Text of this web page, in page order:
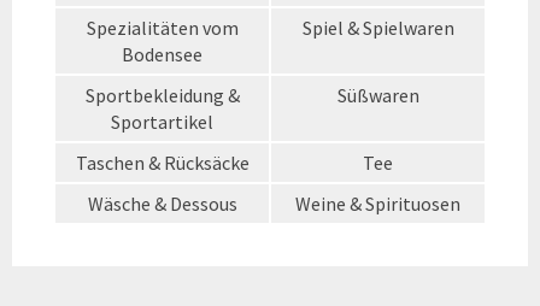
Spezialitäten vom
Bodensee
Spiel & Spielwaren
Sportbekleidung &
Sportartikel
Süßwaren
Taschen & Rücksäcke
Tee
Wäsche & Dessous
Weine & Spirituosen